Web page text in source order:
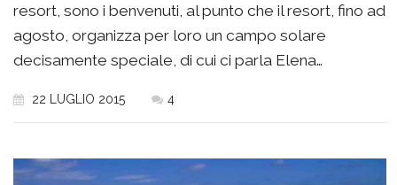
resort, sono i benvenuti, al punto che il resort, fino ad
agosto, organizza per loro un campo solare
decisamente speciale, di cui ci parla Elena…
22 LUGLIO 2015 4